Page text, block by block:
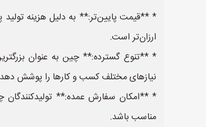
* **قیمت پایین‌تر:** به دلیل هزینه تولید
ارزان‌تر است.
* **تنوع گسترده:** چین به عنوان
نیازهای مختلف کسب و کارها را پوشش
* **امکان سفارش عمده:** تولیدکنندگان
مناسب باشد.